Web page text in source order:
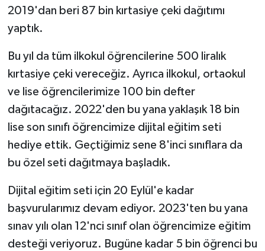
2019'dan beri 87 bin kırtasiye çeki dağıtımı
yaptık.
Bu yıl da tüm ilkokul öğrencilerine 500 liralık
kırtasiye çeki vereceğiz. Ayrıca ilkokul, ortaokul
ve lise öğrencilerimize 100 bin defter
dağıtacağız. 2022'den bu yana yaklaşık 18 bin
lise son sınıfı öğrencimize dijital eğitim seti
hediye ettik. Geçtiğimiz sene 8'inci sınıflara da
bu özel seti dağıtmaya başladık.
Dijital eğitim seti için 20 Eylül'e kadar
başvurularımız devam ediyor. 2023'ten bu yana
sınav yılı olan 12'nci sınıf olan öğrencimize eğitim
desteği veriyoruz. Bugüne kadar 5 bin öğrenci bu